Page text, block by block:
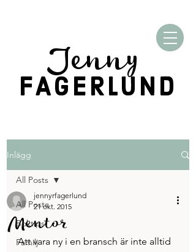
Jenny
FAGERLUND
Inlägg
All Posts
Boktips
Familj
All Posts
Mentor
jennyrfagerlund
21 okt. 2015
Att vara ny i en bransch är inte alltid